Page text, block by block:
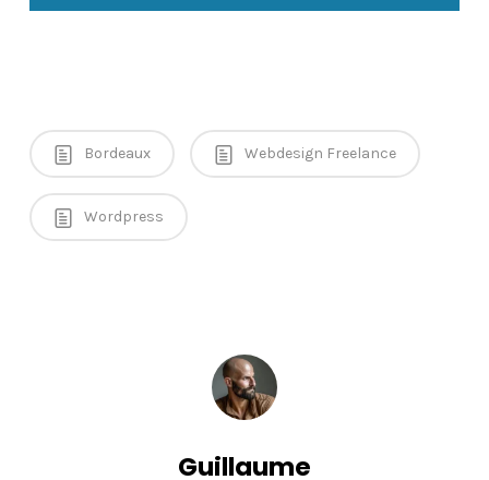
Bordeaux Webdesign Freelance
Wordpress
Guillaume